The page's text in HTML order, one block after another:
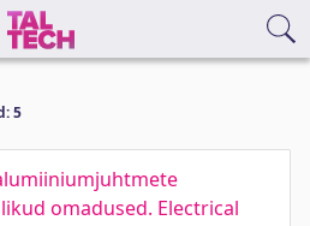
5
omadused. Electrical